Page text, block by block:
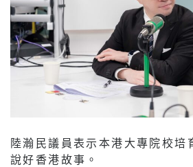
陸瀚民議員表示本港大專院校培
說好香港故事。